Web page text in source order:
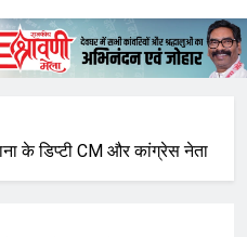
के डिप्टी CM और कांग्रेस नेता